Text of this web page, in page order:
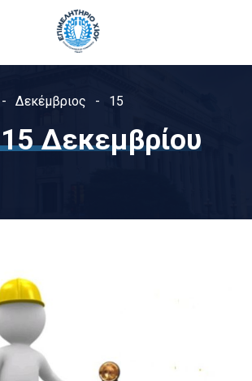
Δεκέμβριος 15
15 Δεκεμβρίου